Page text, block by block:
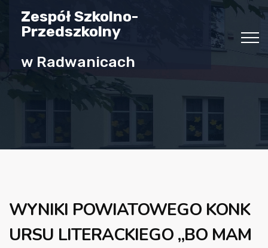
Zespół Szkolno-
Przedszkolny
w Radwanicach
WYNIKI POWIATOWEGO KONK
URSU LITERACKIEGO „BO MAM